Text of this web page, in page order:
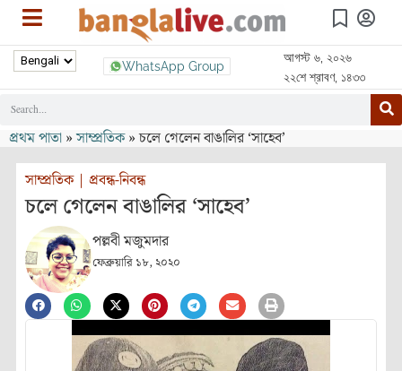
WhatsApp Group
আগস্ট ৬, ২০২৬
২২শে শ্রাবণ, ১৪৩৩
প্রথম পাতা »সাম্প্রতিক»চলে গেলেন বাঙালির ‘সাহেব’
সাম্প্রতিক| প্রবন্ধ-নিবন্ধ
চলে গেলেন বাঙালির ‘সাহেব’
পল্লবী মজুমদার
ফেব্রুয়ারি ১৮, ২০২০